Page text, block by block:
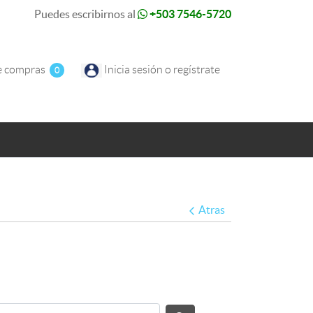
Puedes escribirnos al +503 7546-5720
compras 0 Inicia sesión o regístrate
Atras